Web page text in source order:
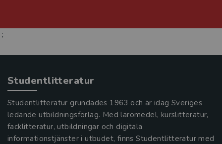
;
Studentlitteratur
Studentlitteratur grundades 1963 och är idag Sveriges
ledande utbildningsförlag. Med läromedel, kurslitteratur,
facklitteratur, utbildningar och digitala
informationstjänster i utbudet, finns Studentlitteratur med